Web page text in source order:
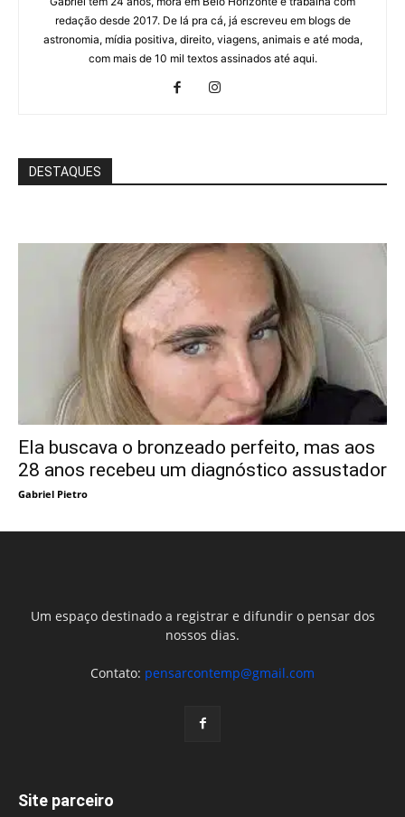
redação desde 2017. De lá pra cá, já escreveu em blogs de
astronomia, mídia positiva, direito, viagens, animais e até moda,
com mais de 10 mil textos assinados até aqui.
DESTAQUES
Ela buscava o bronzeado perfeito, mas aos
28 anos recebeu um diagnóstico assustador
Gabriel Pietro
Um espaço destinado a registrar e difundir o pensar dos
nossos dias.
Contato: pensarcontemp@gmail.com
Site parceiro